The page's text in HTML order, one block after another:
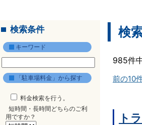
検索条件
キーワード
「駐車場料金」から探す
料金検索を行う。
短時間・長時間どちらのご利
用ですか？
検
985件
前の10
ト